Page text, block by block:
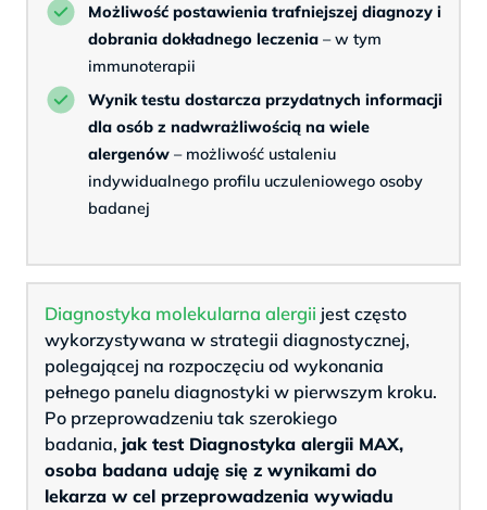
Możliwość postawienia trafniejszej diagnozy i
dobrania dokładnego leczenia – w tym
immunoterapii
Wynik testu dostarcza przydatnych informacji
dla osób z nadwrażliwością na wiele
alergenów – możliwość ustaleniu
indywidualnego profilu uczuleniowego osoby
badanej
Diagnostyka molekularna alergii jest często
wykorzystywana w strategii diagnostycznej,
polegającej na rozpoczęciu od wykonania
pełnego panelu diagnostyki w pierwszym kroku.
Po przeprowadzeniu tak szerokiego
badania, jak test Diagnostyka alergii MAX,
osoba badana udaję się z wynikami do
lekarza w cel przeprowadzenia wywiadu